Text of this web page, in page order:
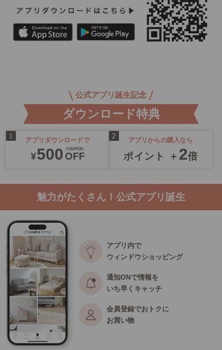
公式アプリ誕生記念
ダウンロード特典
アプリダウンロードで
¥500 COUPON
OFF
アプリからの購入なら
ポイント ＋ 2倍
魅力がたくさん！公式アプリ誕生
アプリ内で
ウィンドウショッピング
通知ONで情報を
いち早くキャッチ
会員登録でおトクに
お買い物